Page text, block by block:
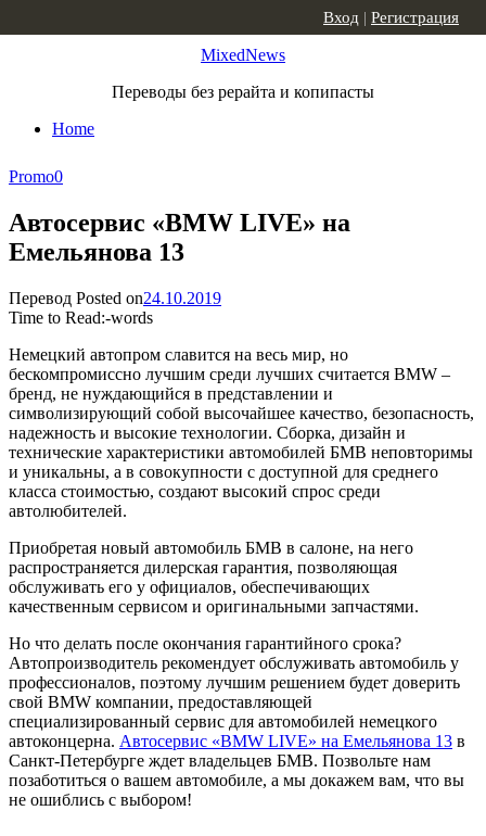
MixedNews
Переводы без рерайта и копипасты
Home
Вход | Регистрация
Promo0
Автосервис «BMW LIVE» на
Емельянова 13
Перевод Posted on24.10.2019
Time to Read:-words
Немецкий автопром славится на весь мир, но
бескомпромиссно лучшим среди лучших считается BMW –
бренд, не нуждающийся в представлении и
символизирующий собой высочайшее качество, безопасность,
надежность и высокие технологии. Сборка, дизайн и
технические характеристики автомобилей БМВ неповторимы
и уникальны, а в совокупности с доступной для среднего
класса стоимостью, создают высокий спрос среди
автолюбителей.
Приобретая новый автомобиль БМВ в салоне, на него
распространяется дилерская гарантия, позволяющая
обслуживать его у официалов, обеспечивающих
качественным сервисом и оригинальными запчастями.
Но что делать после окончания гарантийного срока?
Автопроизводитель рекомендует обслуживать автомобиль у
профессионалов, поэтому лучшим решением будет доверить
свой BMW компании, предоставляющей
специализированный сервис для автомобилей немецкого
автоконцерна. Автосервис «BMW LIVE» на Емельянова 13 в
Санкт-Петербурге ждет владельцев БМВ. Позвольте нам
позаботиться о вашем автомобиле, а мы докажем вам, что вы
не ошиблись с выбором!